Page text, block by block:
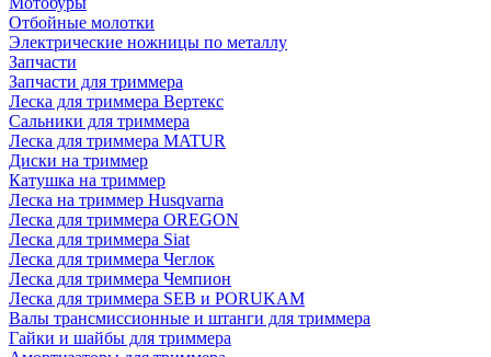
Отбойные молотки
Электрические ножницы по металлу
Запчасти
Запчасти для триммера
Леска для триммера Вертекс
Сальники для триммера
Леска для триммера MATUR
Диски на триммер
Катушка на триммер
Леска на триммер Husqvarna
Леска для триммера OREGON
Леска для триммера Siat
Леска для триммера Чеглок
Леска для триммера Чемпион
Леска для триммера SEB и PORUKAM
Валы трансмиссионные и штанги для триммера
Гайки и шайбы для триммера